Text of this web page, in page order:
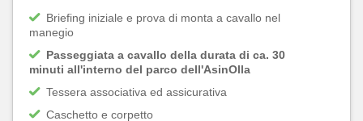
Briefing iniziale e prova di monta a cavallo nel
manegio
Passeggiata a cavallo della durata di ca. 30
minuti all'interno del parco dell'AsinOlla
Tessera associativa ed assicurativa
Caschetto e corpetto